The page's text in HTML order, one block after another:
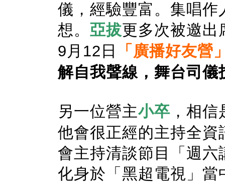
儀，經驗豐富。集唱
想。 亞拔更多次被邀出
9月12日
「廣播好友營
解自我聲線，舞台司儀
另一位營主小卒 ，相
他會很正經的主持全
會主持清談節目「週
化身於「黑超電視」